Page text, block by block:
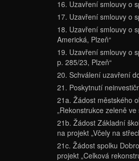
16. Uzavření smlouvy o
17. Uzavření smlouvy o
18. Uzavření smlouvy o
Americká, Plzeň“
19. Uzavření smlouvy o
p. 285/23, Plzeň“
20. Schválení uzavření
21. Poskytnutí
21a. Žádost městského
„Rekonstrukce zeleně
21b. Žádost Základní
na projekt „Včely na
21c. Žádost spolku
projekt „Celková